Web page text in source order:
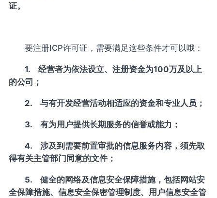
证。
要注册ICP许可证，需要满足这些条件才可以哦：
1. 经营者为依法设立、注册资金为100万及以上
的公司；
2. 与有开发经营活动相适应的资金和专业人员；
3. 有为用户提供长期服务的信誉或能力；
4. 涉及到需要前置审批的信息服务内容，须先取
得有关主管部门同意的文件；
5. 健全的网络及信息安全保障措施，包括网站安
全保障措施、信息安全保密管理制度、用户信息安全管